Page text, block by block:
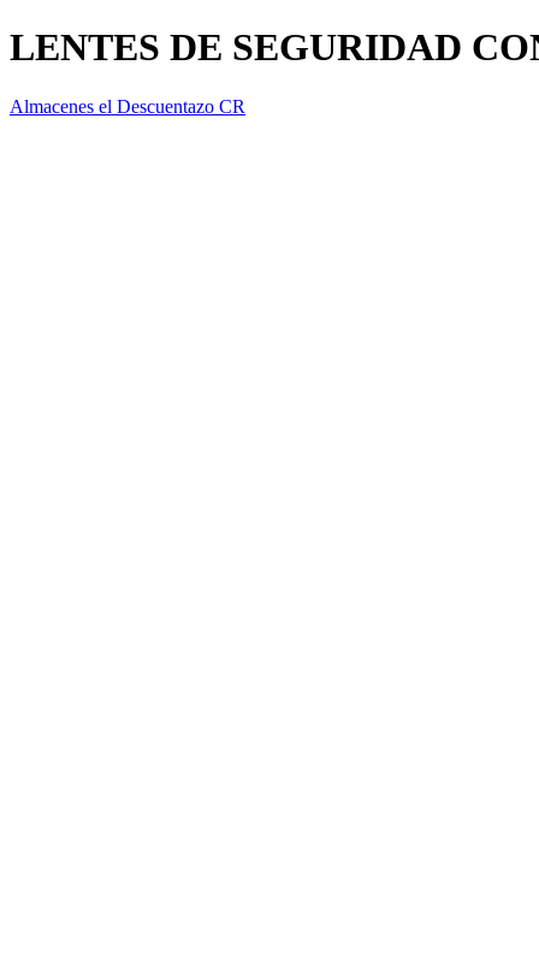
LENTES DE SEGURIDAD
Almacenes el Descuentazo CR